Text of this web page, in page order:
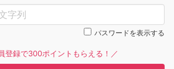
パスワードを表示する
登録で300ポイントもらえる！／